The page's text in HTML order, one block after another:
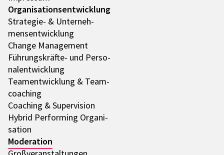
Orga­ni­sa­ti­ons­ent­wick­lung
Stra­te­gie- & Unter­neh­
mens­ent­wick­lung
Change Manage­ment
Führungs­­­kräfte- und Perso­
nal­ent­wick­lung
Team­ent­wick­lung & Team­
coa­ching
Coaching & Super­vi­sion
Hybrid Performing Orga­ni­
sa­tion
Mode­ra­tion